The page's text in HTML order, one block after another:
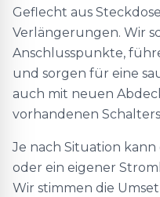
Geflecht aus
Verlängerungen. Wir
Anschlusspunkte,
und sorgen für eine
auch mit neuen
vorhandenen
Je nach Situation
oder ein eigener
Wir stimmen die